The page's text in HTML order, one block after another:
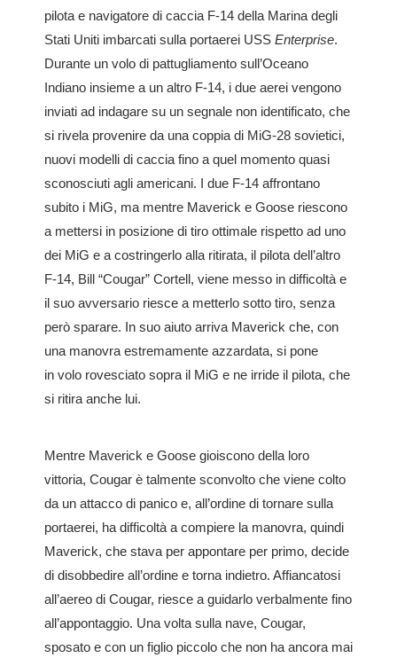
pilota e navigatore di caccia F-14 della Marina degli
Stati Uniti imbarcati sulla portaerei USS Enterprise.
Durante un volo di pattugliamento sull’Oceano
Indiano insieme a un altro F-14, i due aerei vengono
inviati ad indagare su un segnale non identificato, che
si rivela provenire da una coppia di MiG-28 sovietici,
nuovi modelli di caccia fino a quel momento quasi
sconosciuti agli americani. I due F-14 affrontano
subito i MiG, ma mentre Maverick e Goose riescono
a mettersi in posizione di tiro ottimale rispetto ad uno
dei MiG e a costringerlo alla ritirata, il pilota dell’altro
F-14, Bill “Cougar” Cortell, viene messo in difficoltà e
il suo avversario riesce a metterlo sotto tiro, senza
però sparare. In suo aiuto arriva Maverick che, con
una manovra estremamente azzardata, si pone
in volo rovesciato sopra il MiG e ne irride il pilota, che
si ritira anche lui.
Mentre Maverick e Goose gioiscono della loro
vittoria, Cougar è talmente sconvolto che viene colto
da un attacco di panico e, all’ordine di tornare sulla
portaerei, ha difficoltà a compiere la manovra, quindi
Maverick, che stava per appontare per primo, decide
di disobbedire all’ordine e torna indietro. Affiancatosi
all’aereo di Cougar, riesce a guidarlo verbalmente fino
all’appontaggio. Una volta sulla nave, Cougar,
sposato e con un figlio piccolo che non ha ancora mai